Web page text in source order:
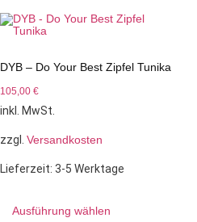
DYB – Do Your Best Zipfel Tunika
105,00 €
inkl. MwSt.
zzgl. Versandkosten
Lieferzeit: 3-5 Werktage
Ausführung wählen